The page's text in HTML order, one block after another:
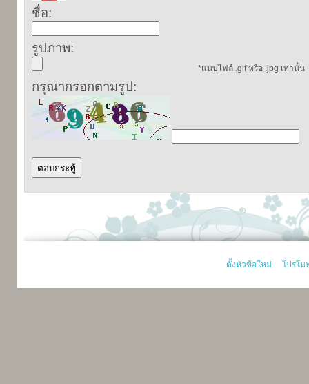
ชื่อ:
รูปภาพ:
*แนบไฟล์ .gif หรือ .jpg เท่านั้น
กรุณากรอกตามรูป:
ตั้งหัวข้อใหม่ โปรโ